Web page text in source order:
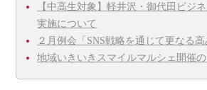
【中高生対象】軽井沢・御代田ビジ
実施について
２月例会「SNS戦略を通じて更なる
地域いきいきスマイルマルシェ開催